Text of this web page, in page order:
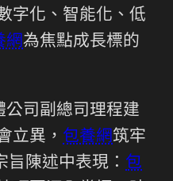
字化、智能化、低
網為焦點成長標的
公司副總司理程建
立異， 包養網筑牢
旨陳述中表現： 包